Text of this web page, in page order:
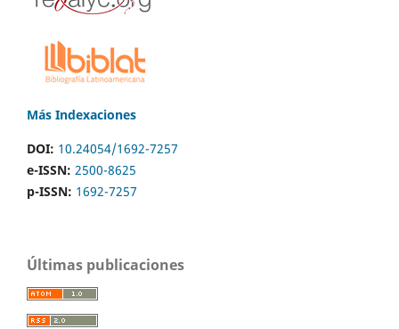
Más Indexaciones
DOI: 10.24054/1692-7257
e-ISSN: 2500-8625
p-ISSN: 1692-7257
Últimas publicaciones